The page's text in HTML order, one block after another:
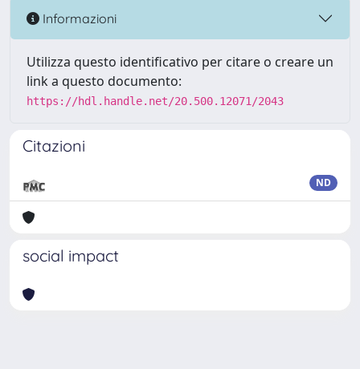
Informazioni
Utilizza questo identificativo per citare o creare un
link a questo documento:
https://hdl.handle.net/20.500.12071/2043
Citazioni
ND
social impact